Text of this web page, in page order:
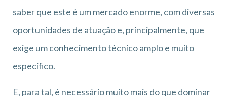
saber que este é um mercado enorme, com diversas
oportunidades de atuação e, principalmente, que
exige um conhecimento técnico amplo e muito
específico.
E, para tal, é necessário muito mais do que dominar